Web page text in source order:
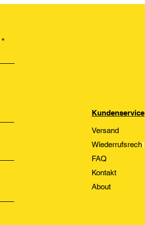
Kundenservice
Versand
Wiederrufsrecht
FAQ
Kontakt
About